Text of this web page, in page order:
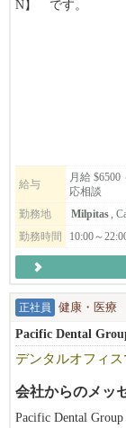
N】 です。
候補者の方のキャ
指せるような
会社を目指してい
◆月給レンジ
＊ポジションによ
昇給して店舗責任
なります。
給与
月給 $6500
応相談
勤務地
Milpitas,
勤務時間
10:00～
正社員 健康・医療
Pacific Dental
デンタルオフィ
会社からのメッ
Pacific Dental